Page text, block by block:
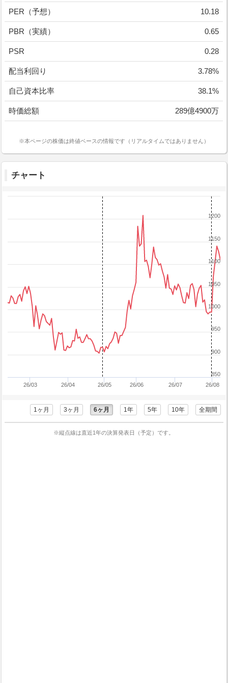
PER（予想） 10.18
PBR（実績） 0.65
PSR 0.28
配当利回り 3.78%
自己資本比率 38.1%
時価総額 289億4900万
※本ページの株価は終値ベースの情報です（リアルタイムではありません）
チャート
26/03 26/04 26/05 26/06 26/07 26/08
850
900
950
1000
1050
1100
1150
1200
1ヶ月 3ヶ月 6ヶ月 1年 5年 10年 全期間
※縦点線は直近1年の決算発表日（予定）です。